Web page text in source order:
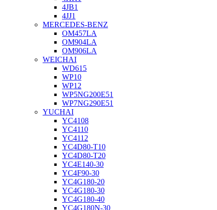
4JB1
4JJ1
MERCEDES-BENZ
OM457LA
OM904LA
OM906LA
WEICHAI
WD615
WP10
WP12
WP5NG200E51
WP7NG290E51
YUCHAI
YC4108
YC4110
YC4112
YC4D80-T10
YC4D80-T20
YC4E140-30
YC4F90-30
YC4G180-20
YC4G180-30
YC4G180-40
YC4G180N-30